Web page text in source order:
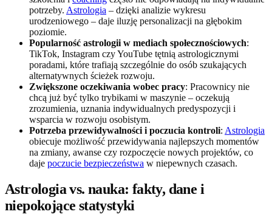
potrzeby. Astrologia – dzięki analizie wykresu
urodzeniowego – daje iluzję personalizacji na głębokim
poziomie.
Popularność astrologii w mediach społecznościowych:
TikTok, Instagram czy YouTube tętnią astrologicznymi
poradami, które trafiają szczególnie do osób szukających
alternatywnych ścieżek rozwoju.
Zwiększone oczekiwania wobec pracy: Pracownicy nie
chcą już być tylko trybikami w maszynie – oczekują
zrozumienia, uznania indywidualnych predyspozycji i
wsparcia w rozwoju osobistym.
Potrzeba przewidywalności i poczucia kontroli: Astrologia
obiecuje możliwość przewidywania najlepszych momentów
na zmiany, awanse czy rozpoczęcie nowych projektów, co
daje poczucie bezpieczeństwa w niepewnych czasach.
Astrologia vs. nauka: fakty, dane i
niepokojące statystyki